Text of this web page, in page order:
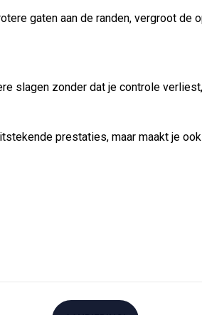
gaten aan de randen, vergroot
slagen zonder dat je controle
prestaties, maar maakt je